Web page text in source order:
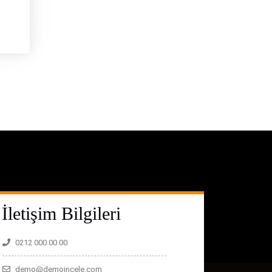
İletişim Bilgileri
0212 000 00 00
demo@demoincele.com